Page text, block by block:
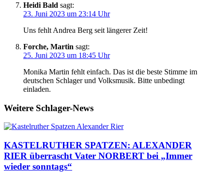
Heidi Bald sagt:
23. Juni 2023 um 23:14 Uhr
Uns fehlt Andrea Berg seit längerer Zeit!
Forche, Martin sagt:
25. Juni 2023 um 18:45 Uhr
Monika Martin fehlt einfach. Das ist die beste Stimme im
deutschen Schlager und Volksmusik. Bitte unbedingt
einladen.
Weitere Schlager-News
KASTELRUTHER SPATZEN: ALEXANDER
RIER überrascht Vater NORBERT bei „Immer
wieder sonntags“